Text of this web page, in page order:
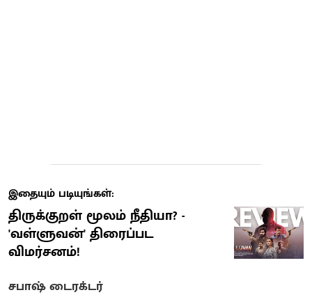
இதையும் படியுங்கள்:
திருக்குறள் மூலம் நீதியா? -
'வள்ளுவன்' திரைப்பட
விமர்சனம்!
சபாஷ் டைரக்டர்